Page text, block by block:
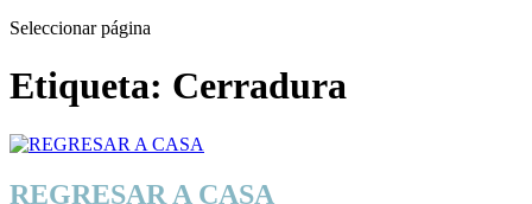
Seleccionar página
Etiqueta: Cerradura
REGRESAR A CASA